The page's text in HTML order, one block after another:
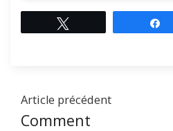
Article précédent
Comment